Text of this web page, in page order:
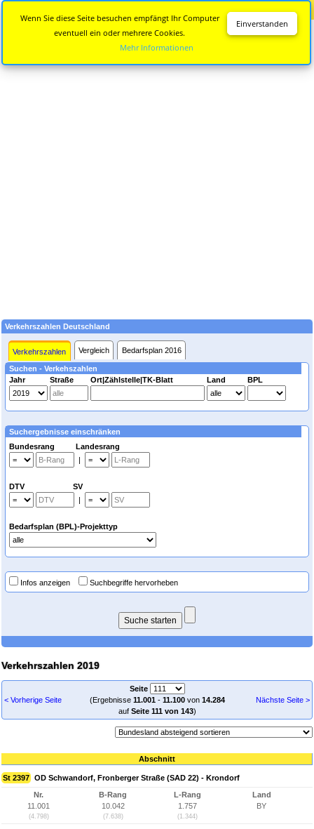
Verkehrszahlen Deutschland
Verkehrszahlen Vergleich Bedarfsplan 2016
Suchen - Verkehszahlen
Jahr
Straße Ort|Zählstelle|TK-Blatt Land BPL
Suchergebnisse einschränken
Bundesrang Landesrang
|
DTV SV
|
Bedarfsplan (BPL)-Projekttyp
Infos anzeigen Suchbegriffe hervorheben
Verkehrszahlen 2019
< Vorherige Seite
Seite
(Ergebnisse 11.001- 11.100von 14.284
auf Seite 111 von 143)
Nächste Seite >
Abschnitt
St 2397 OD Schwandorf, Fronberger Straße (SAD 22) - Krondorf
Nr.
11.001
(4.798)
B-Rang
10.042
(7.638)
L-Rang
1.757
(1.344)
Land
BY
Einverstanden
Wenn Sie diese Seite besuchen empfängt Ihr Computer
eventuell ein oder mehrere Cookies.
Mehr Informationen